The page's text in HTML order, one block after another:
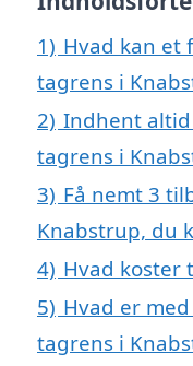
1) Hvad kan et
tagrens i
2) Indhent
tagrens i
3) Få nemt 3
Knabstrup, du
4) Hvad koster
5) Hvad er
tagrens i